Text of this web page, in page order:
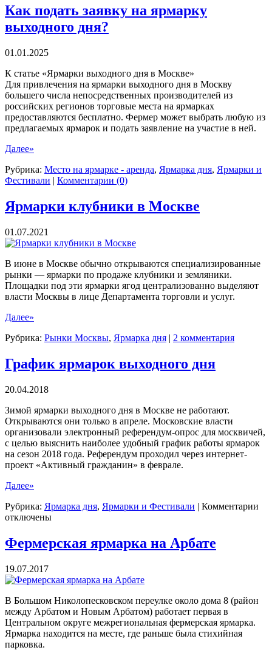
Цены
и
дня
Как подать заявку на ярмарку
выходного дня?
01.01.2025
К статье «Ярмарки выходного дня в Москве»
Для привлечения на ярмарки выходного дня в Москву
большего числа непосредственных производителей из
российских регионов торговые места на ярмарках
предоставляются бесплатно. Фермер может выбрать любую из
предлагаемых ярмарок и подать заявление на участие в ней.
Далее»
Рубрика: Место на ярмарке - аренда, Ярмарка дня, Ярмарки и
Фестивали | Комментарии (0)
Ярмарки клубники в Москве
01.07.2021
В июне в Москве обычно открываются специализированные
рынки — ярмарки по продаже клубники и земляники.
Площадки под эти ярмарки ягод централизованно выделяют
власти Москвы в лице Департамента торговли и услуг.
Далее»
Рубрика: Рынки Москвы, Ярмарка дня | 2 комментария
График ярмарок выходного дня
20.04.2018
Зимой ярмарки выходного дня в Москве не работают.
Открываются они только в апреле. Московские власти
организовали электронный референдум-опрос для москвичей,
с целью выяснить наиболее удобный график работы ярмарок
на сезон 2018 года. Референдум проходил через интернет-
проект «Активный гражданин» в феврале.
Далее»
Рубрика: Ярмарка дня, Ярмарки и Фестивали | Комментарии
отключены
Фермерская ярмарка на Арбате
19.07.2017
В Большом Николопесковском переулке около дома 8 (район
между Арбатом и Новым Арбатом) работает первая в
Центральном округе межрегиональная фермерская ярмарка.
Ярмарка находится на месте, где раньше была стихийная
парковка.